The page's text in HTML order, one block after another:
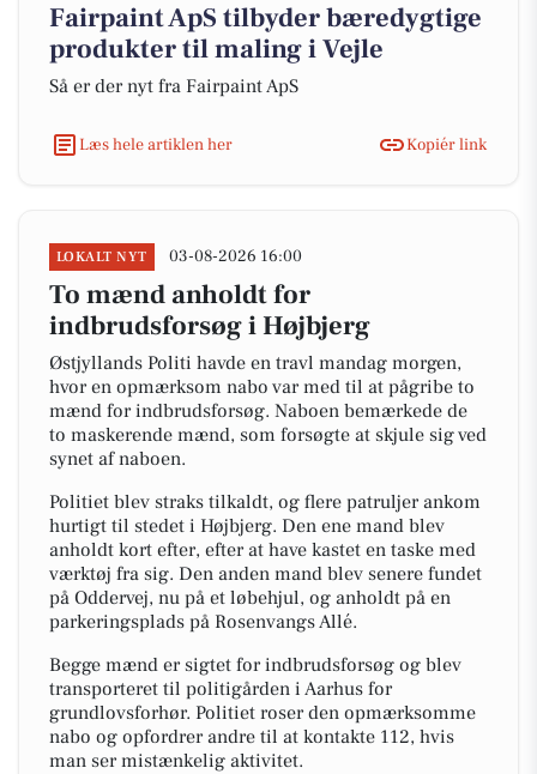
Fairpaint ApS tilbyder bæredygtige
produkter til maling i Vejle
Så er der nyt fra Fairpaint ApS
Læs hele artiklen her Kopiér link
LOKALT NYT 03-08-2026 16:00
To mænd anholdt for
indbrudsforsøg i Højbjerg
Østjyllands Politi havde en travl mandag morgen,
hvor en opmærksom nabo var med til at pågribe to
mænd for indbrudsforsøg. Naboen bemærkede de
to maskerende mænd, som forsøgte at skjule sig ved
synet af naboen.
Politiet blev straks tilkaldt, og flere patruljer ankom
hurtigt til stedet i Højbjerg. Den ene mand blev
anholdt kort efter, efter at have kastet en taske med
værktøj fra sig. Den anden mand blev senere fundet
på Oddervej, nu på et løbehjul, og anholdt på en
parkeringsplads på Rosenvangs Allé.
Begge mænd er sigtet for indbrudsforsøg og blev
transporteret til politigården i Aarhus for
grundlovsforhør. Politiet roser den opmærksomme
nabo og opfordrer andre til at kontakte 112, hvis
man ser mistænkelig aktivitet.